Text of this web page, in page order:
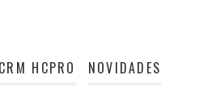
CRM HCPRO NOVIDADES